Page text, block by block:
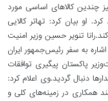
چندین کالا‌های اساسی مورد
او بیان کرد: تهاتر کالایی
تنویر حسین وزیر امنیت
به سفر رئیس‌جمهور ایران
پاکستان پیگیری توافقات
دنبال گردید.وی اعلام کرد:
در زمینه‌های کلی و